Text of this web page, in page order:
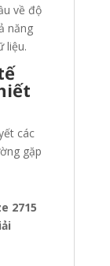
về độ
năng
liệu.
các
gặp
2715